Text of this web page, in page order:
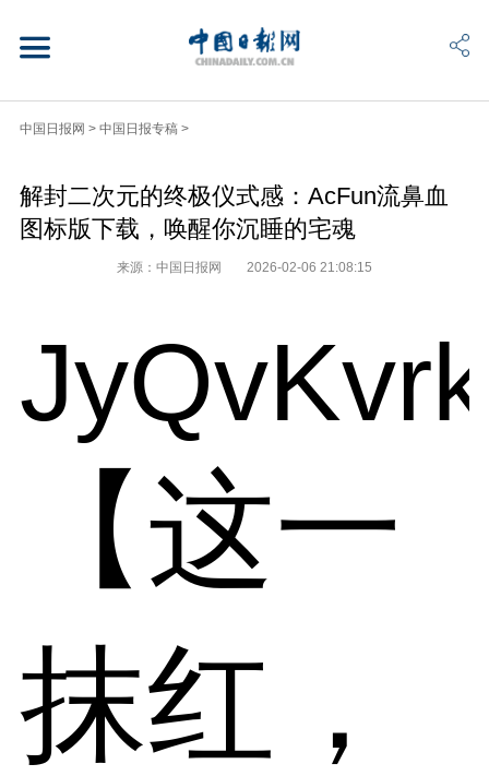
中国日报网 > 中国日报专稿 >
解封二次元的终极仪式感：AcFun流鼻血
图标版下载，唤醒你沉睡的宅魂
来源：中国日报网 2026-02-06 21:08:15
【这一
抹红，